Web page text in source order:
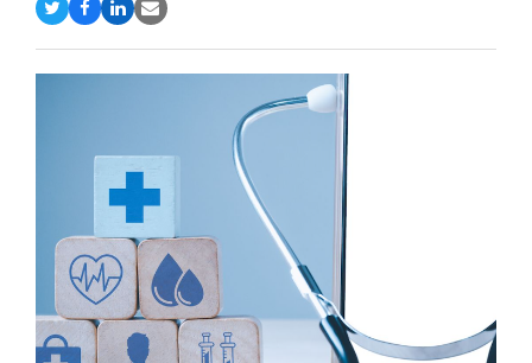
Compartir
Twitter
Compartir
Facebook
Compartir
LinkedIn
Share
Email